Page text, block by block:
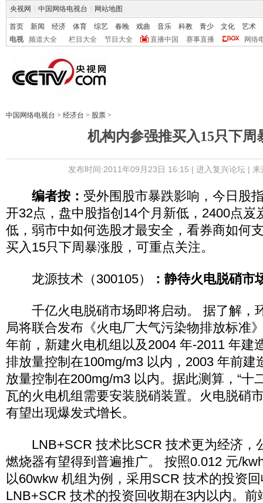
央视网 中国网络电视台 网站地图
首页 新闻 经济 体育 综艺 春晚 戏曲 音乐 科教 青少 文化
艺术
电视
频道大全 栏目大全 节目大全 直播中国 赛事直播 网络
中国网络电视台 > 经济台 > 股票 >
机构内参强推买入15只下周
发布时间:2011年09月23日 16:15 | 进入复兴论坛| 来
编者按： 受外围股市暴跌影响，今日股
开32点，盘中股指创14个月新低，2400点岌
低，弱市中如何选股才最安全，看券商如何
买入15只下周暴涨股，可重点关注。
龙源技术（300105） ：静待火电脱硝市
千亿火电脱硝市场即将启动。 据了解，
局将联合发布《火电厂大气污染物排放标准
年前，新建火电机组以及2004 年-2011 年建
排放量控制在100mg/m3 以内，2003 年前建
放量控制在200mg/m3 以内。据此测算，“十
瓦的火电机组需要安装脱硝装置。火电脱硝
有望出现爆发式增长。
LNB+SCR 技术比SCR 技术更为经济，
燃烧器有望得到普遍推广。 按照0.012 元/
以60wkw 机组为例，采用SCR 技术的投资
LNB+SCR 技术的投资回收期在3内以内。